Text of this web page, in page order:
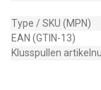
Type / SKU (MPN)
EAN (GTIN-13)
Klusspullen